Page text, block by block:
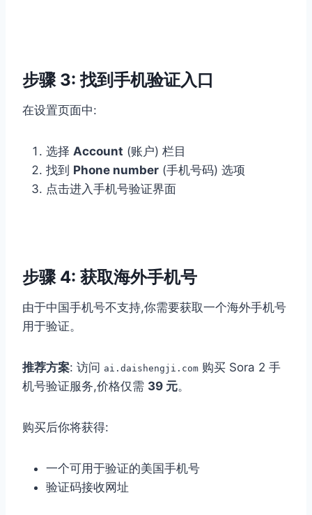
步骤 3: 找到手机验证入口
在设置页面中:
选择 Account (账户) 栏目
找到 Phone number (手机号码) 选项
点击进入手机号验证界面
步骤 4: 获取海外手机号
由于中国手机号不支持,你需要获取一个海外手机号
用于验证。
推荐方案: 访问 ai.daishengji.com 购买 Sora 2 手
机号验证服务,价格仅需 39 元。
购买后你将获得:
一个可用于验证的美国手机号
验证码接收网址